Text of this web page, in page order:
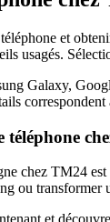
et
usagés.
Galaxy,
chez TM24
ou transformer